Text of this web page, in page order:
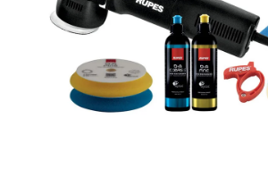
ČLÁNKY
NAŠE SLUŽBY
KONTAKTY